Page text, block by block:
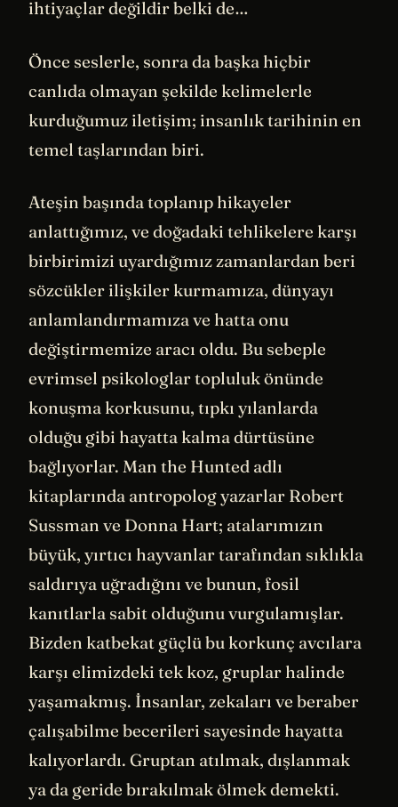
ihtiyaçlar değildir belki de…
Önce seslerle, sonra da başka hiçbir
canlıda olmayan şekilde kelimelerle
kurduğumuz iletişim; insanlık tarihinin en
temel taşlarından biri.
Ateşin başında toplanıp hikayeler
anlattığımız, ve doğadaki tehlikelere karşı
birbirimizi uyardığımız zamanlardan beri
sözcükler ilişkiler kurmamıza, dünyayı
anlamlandırmamıza ve hatta onu
değiştirmemize aracı oldu. Bu sebeple
evrimsel psikologlar topluluk önünde
konuşma korkusunu, tıpkı yılanlarda
olduğu gibi hayatta kalma dürtüsüne
bağlıyorlar. Man the Hunted adlı
kitaplarında antropolog yazarlar Robert
Sussman ve Donna Hart; atalarımızın
büyük, yırtıcı hayvanlar tarafından sıklıkla
saldırıya uğradığını ve bunun, fosil
kanıtlarla sabit olduğunu vurgulamışlar.
Bizden katbekat güçlü bu korkunç avcılara
karşı elimizdeki tek koz, gruplar halinde
yaşamakmış. İnsanlar, zekaları ve beraber
çalışabilme becerileri sayesinde hayatta
kalıyorlardı. Gruptan atılmak, dışlanmak
ya da geride bırakılmak ölmek demekti.